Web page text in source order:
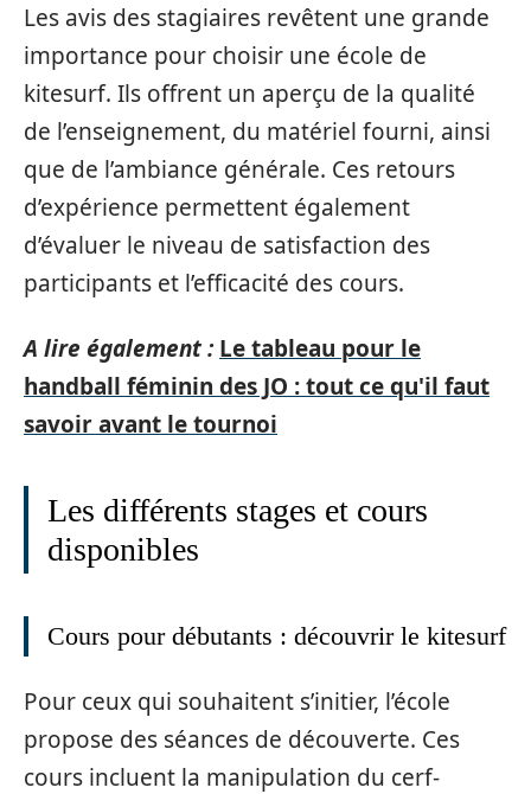
Les avis des stagiaires revêtent une grande
importance pour choisir une école de
kitesurf. Ils offrent un aperçu de la qualité
de l’enseignement, du matériel fourni, ainsi
que de l’ambiance générale. Ces retours
d’expérience permettent également
d’évaluer le niveau de satisfaction des
participants et l’efficacité des cours.
A lire également : Le tableau pour le
handball féminin des JO : tout ce qu'il faut
savoir avant le tournoi
Les différents stages et cours
disponibles
Cours pour débutants : découvrir le kitesurf
Pour ceux qui souhaitent s’initier, l’école
propose des séances de découverte. Ces
cours incluent la manipulation du cerf-